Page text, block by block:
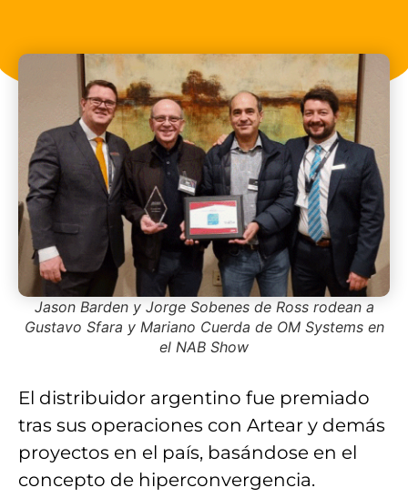
Jason Barden y Jorge Sobenes de Ross rodean a
Gustavo Sfara y Mariano Cuerda de OM Systems en
el NAB Show
El distribuidor argentino fue premiado
tras sus operaciones con Artear y demás
proyectos en el país, basándose en el
concepto de hiperconvergencia.